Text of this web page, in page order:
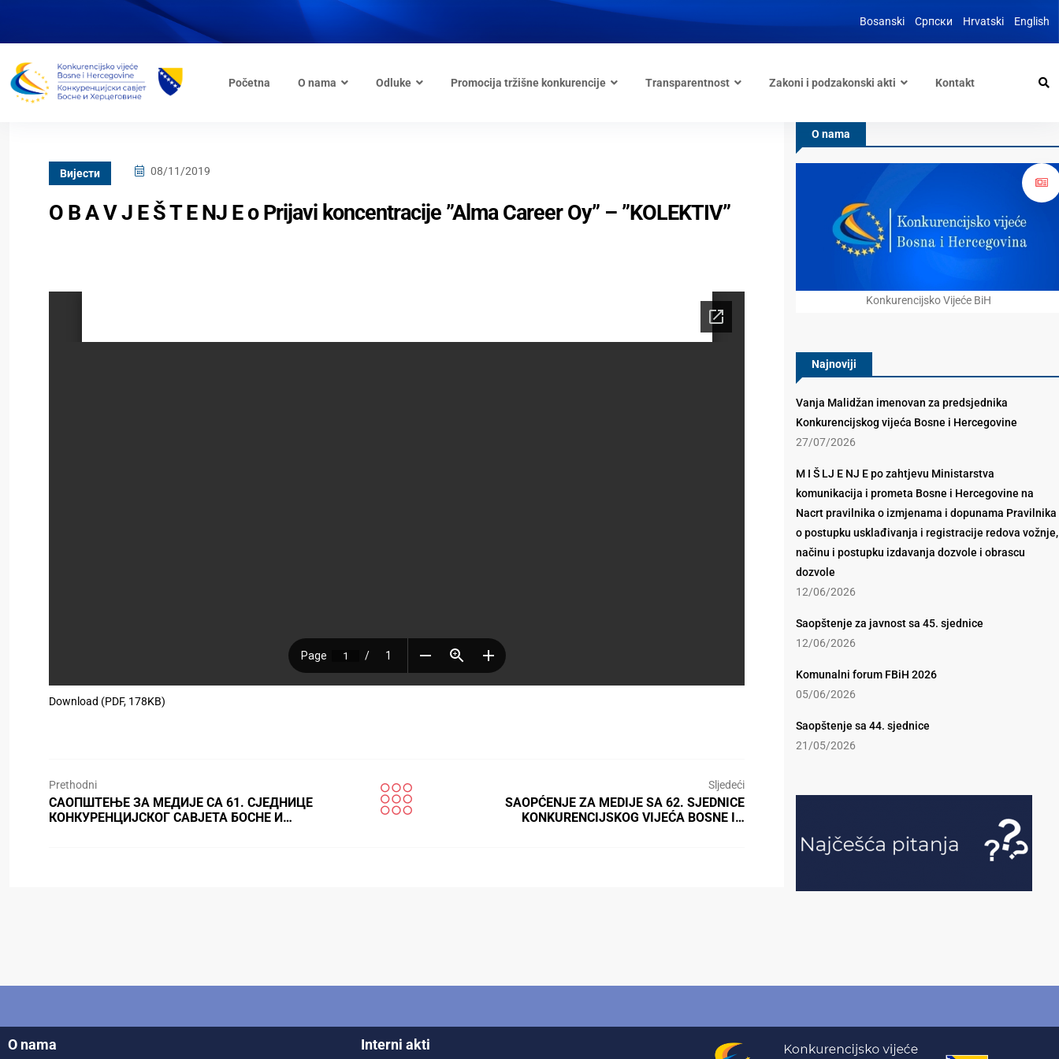
Bosanski Српски Hrvatski English
Početna O nama Odluke Promocija tržišne konkurencije Transparentnost Zakoni i podzakonski akti Kontakt
Вијести 08/11/2019
O B A V J E Š T E NJ E o Prijаvi koncentrаcije ”Alma Career Oy” – ”KOLEKTIV”
Download (PDF, 178KB)
Prethodni
САОПШТЕЊЕ ЗА МЕДИЈЕ СА 61. СЈЕДНИЦЕ
КОНКУРЕНЦИЈСКОГ САВЈЕТА БОСНЕ И…
Sljedeći
SAOPĆENJE ZA MEDIJE SA 62. SJEDNICE
KONKURENCIJSKOG VIJEĆA BOSNE I…
O nama
Konkurencijsko Vijeće BiH
Najnoviji
Vanja Malidžan imenovan za predsjednika
Konkurencijskog vijeća Bosne i Hercegovine
27/07/2026
M I Š LJ E NJ E po zahtjevu Ministarstva
komunikacija i prometa Bosne i Hercegovine na
Nacrt pravilnika o izmjenama i dopunama Pravilnika
o postupku usklađivanja i registracije redova vožnje,
načinu i postupku izdavanja dozvole i obrascu
dozvole
12/06/2026
Saopštenje za javnost sa 45. sjednice
12/06/2026
Komunalni forum FBiH 2026
05/06/2026
Saopštenje sa 44. sjednice
21/05/2026
O nama Interni akti